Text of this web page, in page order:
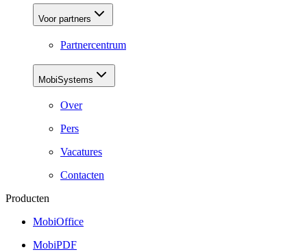
Voor partners
Partnercentrum
MobiSystems
Over
Pers
Vacatures
Contacten
Producten
MobiOffice
MobiPDF